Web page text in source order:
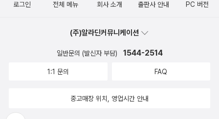
로그인 전체 메뉴 회사 소개 출판사 안내 PC 버전
(주)알라딘커뮤니케이션
일반문의 (발신자 부담) 1544-2514
1:1 문의 FAQ
중고매장 위치, 영업시간 안내